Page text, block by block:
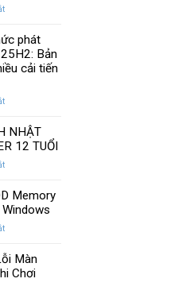
mềm
tốt
nhất
không
nối
được
WiFi
ở
tắt
Windows
này
sẽ
vệ
tính
của
khỏi
con
mắt
tò
phát
Bản
cải tiến
ở
chính
thức
hành
11
25H2:
lớn
với
NHẬT
12 TUỔI
ở
MỪNG
SINH
CƯỜNG
12
TUỔI
Memory
ở
Sửa
Lỗi
Màn
Chơi